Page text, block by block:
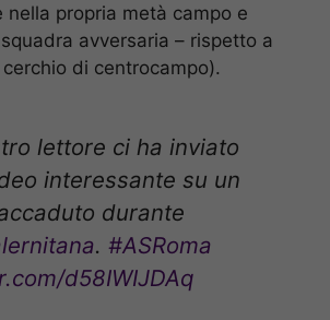
nella propria metà campo e
avversaria – rispetto a
di centrocampo).
lettore ci ha inviato
interessante su un
durante
. #ASRoma
d58IWIJDAq